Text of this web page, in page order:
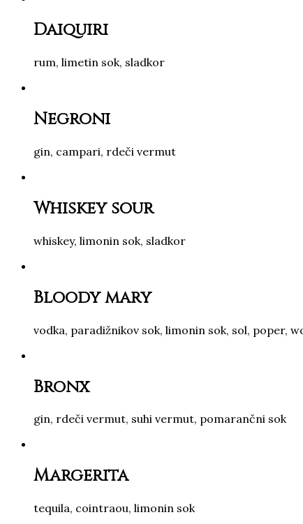
Daiquiri
rum, limetin sok, sladkor
Negroni
gin, campari, rdeči vermut
Whiskey sour
whiskey, limonin sok, sladkor
Bloody mary
vodka, paradižnikov sok, limonin sok, sol, poper,
Bronx
gin, rdeči vermut, suhi vermut, pomarančni sok
Margerita
tequila, cointraou, limonin sok